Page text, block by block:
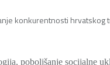
konkurentnosti hrvatskog
poboljšanje socijalne